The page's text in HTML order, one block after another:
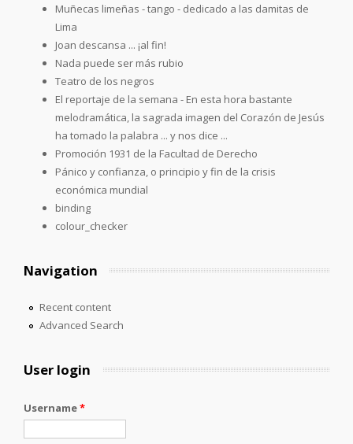
Muñecas limeñas - tango - dedicado a las damitas de
Lima
Joan descansa ... ¡al fin!
Nada puede ser más rubio
Teatro de los negros
El reportaje de la semana - En esta hora bastante
melodramática, la sagrada imagen del Corazón de Jesús
ha tomado la palabra ... y nos dice ...
Promoción 1931 de la Facultad de Derecho
Pánico y confianza, o principio y fin de la crisis
económica mundial
binding
colour_checker
Navigation
Recent content
Advanced Search
User login
Username*